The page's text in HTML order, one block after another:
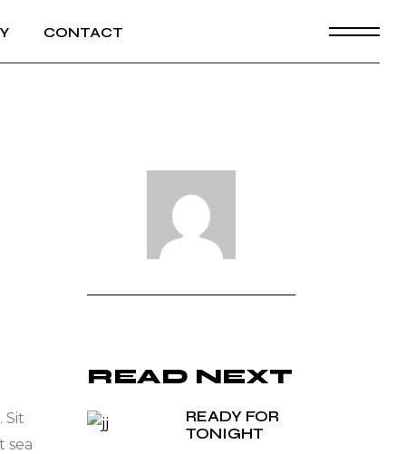
CONTACT
Sit
sea
READ NEXT
READY FOR
TONIGHT